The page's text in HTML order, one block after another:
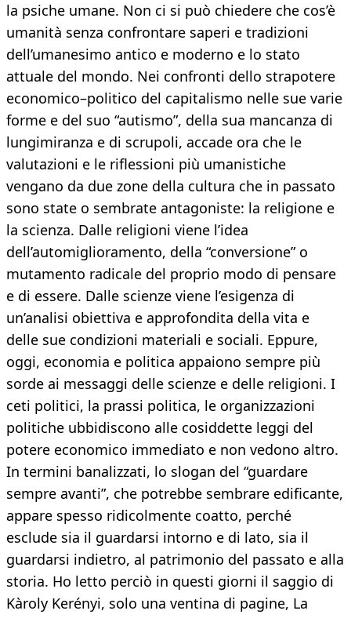
la psiche umane. Non ci si può chiedere che cos’è
umanità senza confrontare saperi e tradizioni
dell’umanesimo antico e moderno e lo stato
attuale del mondo. Nei confronti dello strapotere
economico–politico del capitalismo nelle sue varie
forme e del suo “autismo”, della sua mancanza di
lungimiranza e di scrupoli, accade ora che le
valutazioni e le riflessioni più umanistiche
vengano da due zone della cultura che in passato
sono state o sembrate antagoniste: la religione e
la scienza. Dalle religioni viene l’idea
dell’automiglioramento, della “conversione” o
mutamento radicale del proprio modo di pensare
e di essere. Dalle scienze viene l’esigenza di
un’analisi obiettiva e approfondita della vita e
delle sue condizioni materiali e sociali. Eppure,
oggi, economia e politica appaiono sempre più
sorde ai messaggi delle scienze e delle religioni. I
ceti politici, la prassi politica, le organizzazioni
politiche ubbidiscono alle cosiddette leggi del
potere economico immediato e non vedono altro.
In termini banalizzati, lo slogan del “guardare
sempre avanti”, che potrebbe sembrare edificante,
appare spesso ridicolmente coatto, perché
esclude sia il guardarsi intorno e di lato, sia il
guardarsi indietro, al patrimonio del passato e alla
storia. Ho letto perciò in questi giorni il saggio di
Kàroly Kerényi, solo una ventina di pagine, La